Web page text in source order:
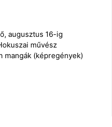
augusztus 16-ig
művész
mangák (képregények)